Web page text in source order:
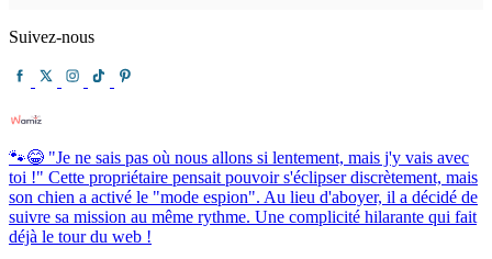
Suivez-nous
🐾😂 "Je ne sais pas où nous allons si lentement, mais j'y vais avec
toi !" Cette propriétaire pensait pouvoir s'éclipser discrètement, mais
son chien a activé le "mode espion". Au lieu d'aboyer, il a décidé de
suivre sa mission au même rythme. Une complicité hilarante qui fait
déjà le tour du web !